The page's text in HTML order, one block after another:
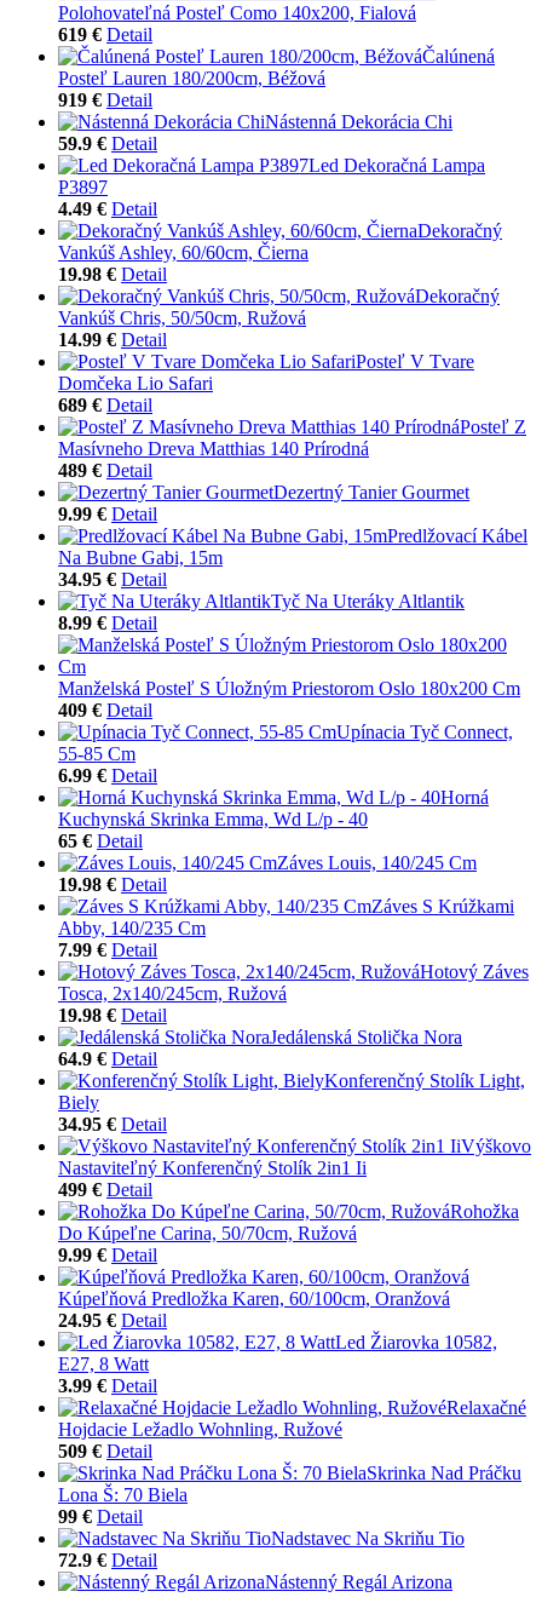
Polohovateľná Posteľ Como 140x200, Fialová
619 € Detail
Čalúnená
Posteľ Lauren 180/200cm, Béžová
919 € Detail
Nástenná Dekorácia Chi
59.9 € Detail
Led Dekoračná Lampa
P3897
4.49 € Detail
Dekoračný
Vankúš Ashley, 60/60cm, Čierna
19.98 € Detail
Dekoračný
Vankúš Chris, 50/50cm, Ružová
14.99 € Detail
Posteľ V Tvare
Domčeka Lio Safari
689 € Detail
Posteľ Z
Masívneho Dreva Matthias 140 Prírodná
489 € Detail
Dezertný Tanier Gourmet
9.99 € Detail
Predlžovací Kábel
Na Bubne Gabi, 15m
34.95 € Detail
Tyč Na Uteráky Altlantik
8.99 € Detail
Manželská Posteľ S Úložným Priestorom Oslo 180x200 Cm
409 € Detail
Upínacia Tyč Connect,
55-85 Cm
6.99 € Detail
Horná
Kuchynská Skrinka Emma, Wd L/p - 40
65 € Detail
Záves Louis, 140/245 Cm
19.98 € Detail
Záves S Krúžkami
Abby, 140/235 Cm
7.99 € Detail
Hotový Záves
Tosca, 2x140/245cm, Ružová
19.98 € Detail
Jedálenská Stolička Nora
64.9 € Detail
Konferenčný Stolík Light,
Biely
34.95 € Detail
Výškovo
Nastaviteľný Konferenčný Stolík 2in1 Ii
499 € Detail
Rohožka
Do Kúpeľne Carina, 50/70cm, Ružová
9.99 € Detail
Kúpeľňová Predložka Karen, 60/100cm, Oranžová
24.95 € Detail
Led Žiarovka 10582,
E27, 8 Watt
3.99 € Detail
Relaxačné
Hojdacie Ležadlo Wohnling, Ružové
509 € Detail
Skrinka Nad Práčku
Lona Š: 70 Biela
99 € Detail
Nadstavec Na Skriňu Tio
72.9 € Detail
Nástenný Regál Arizona